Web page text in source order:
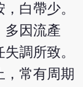
白帶少。
多因流產
調所致。
，常有周期